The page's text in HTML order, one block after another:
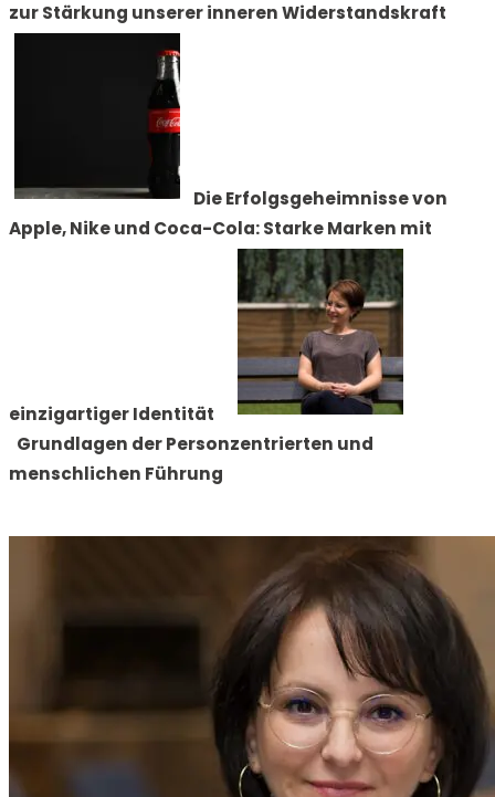
zur Stärkung unserer inneren Widerstandskraft
Die Erfolgsgeheimnisse von
Apple, Nike und Coca-Cola: Starke Marken mit
einzigartiger Identität
Grundlagen der Personzentrierten und
menschlichen Führung